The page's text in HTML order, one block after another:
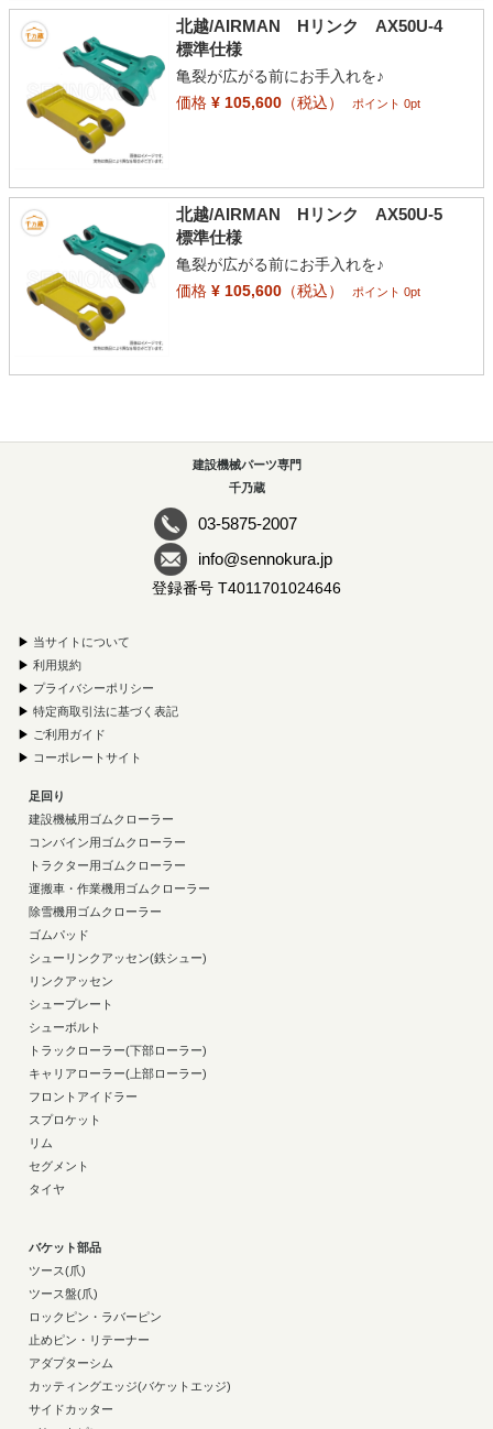
北越/AIRMAN Hリンク AX50U-4
標準仕様
亀裂が広がる前にお手入れを♪
価格¥ 105,600（税込） ポイント 0pt
北越/AIRMAN Hリンク AX50U-5
標準仕様
亀裂が広がる前にお手入れを♪
価格¥ 105,600（税込） ポイント 0pt
建設機械パーツ専門
千乃蔵
03-5875-2007
info@sennokura.jp
登録番号 T4011701024646
▶ 当サイトについて
▶ 利用規約
▶ プライバシーポリシー
▶ 特定商取引法に基づく表記
▶ ご利用ガイド
▶ コーポレートサイト
足回り
建設機械用ゴムクローラー
コンバイン用ゴムクローラー
トラクター用ゴムクローラー
運搬車・作業機用ゴムクローラー
除雪機用ゴムクローラー
ゴムパッド
シューリンクアッセン(鉄シュー)
リンクアッセン
シュープレート
シューボルト
トラックローラー(下部ローラー)
キャリアローラー(上部ローラー)
フロントアイドラー
スプロケット
リム
セグメント
タイヤ
バケット部品
ツース(爪)
ツース盤(爪)
ロックピン・ラバーピン
止めピン・リテーナー
アダプターシム
カッティングエッジ(バケットエッジ)
サイドカッター